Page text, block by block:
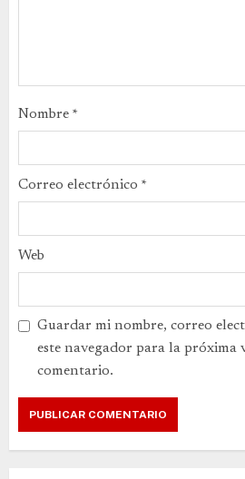
Nombre *
Correo electrónico *
Web
Guardar mi nombre, correo
este navegador para la próxima
comentario.